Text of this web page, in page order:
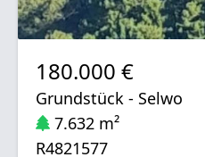
180.000 €
Grundstück - Selwo
7.632 m²
R4821577